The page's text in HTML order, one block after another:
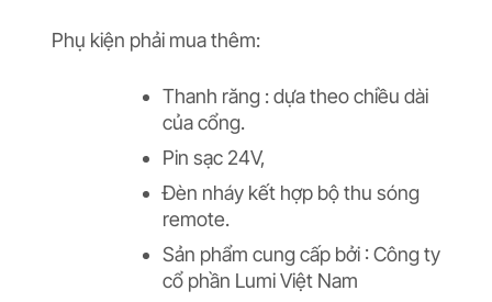
Phụ kiện phải mua thêm:
Thanh răng : dựa theo chiều dài
của cổng.
Pin sạc 24V,
Đèn nháy kết hợp bộ thu sóng
remote.
Sản phẩm cung cấp bởi : Công ty
cổ phần Lumi Việt Nam